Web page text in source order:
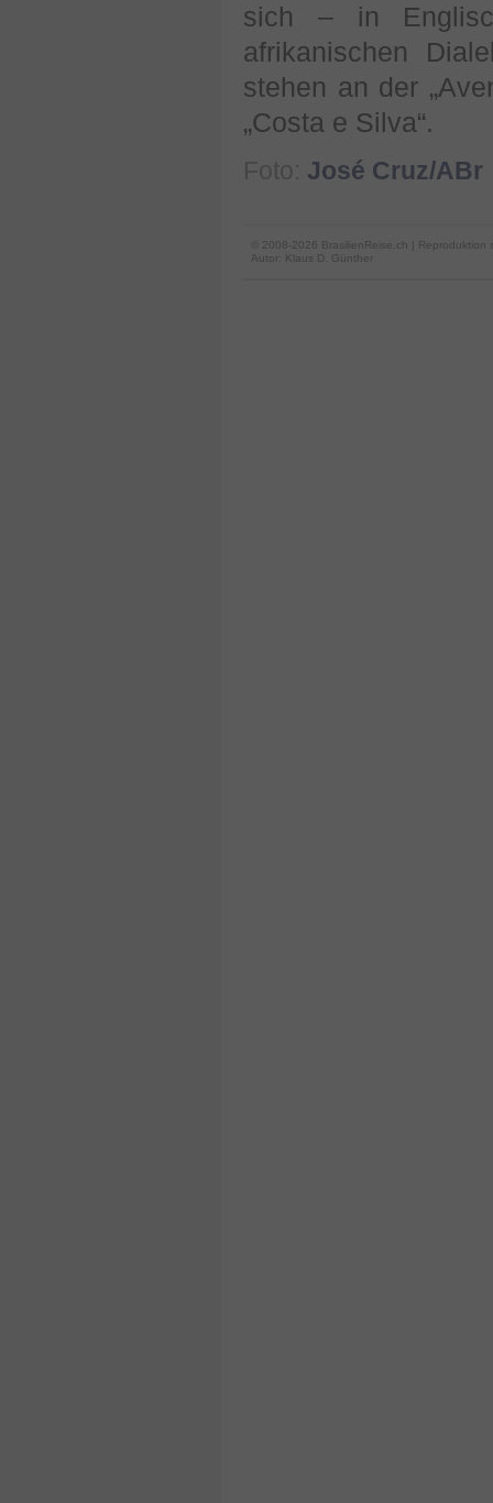
sich – in
afrikanischen
stehen an der
„Costa e Silva“.
José Cruz/ABr
© 2008-2026 BrasilienReise.ch | Reproduktion
Autor: Klaus D. Günther